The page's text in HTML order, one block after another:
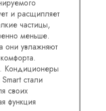
и расщипляет
частицы,
меньше.
они увлажняют
Кондиционеры
стали
своих
функция